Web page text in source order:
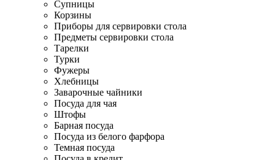
Супницы
Корзины
Приборы для сервировки стола
Предметы сервировки стола
Тарелки
Турки
Фужеры
Хлебницы
Заварочные чайники
Посуда для чая
Штофы
Барная посуда
Посуда из белого фарфора
Темная посуда